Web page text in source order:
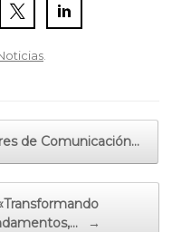
de Comunicación…
→